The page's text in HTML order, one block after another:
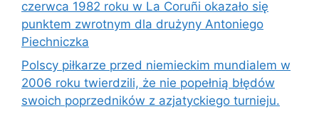
czerwca 1982 roku w La Coruñi okazało się
punktem zwrotnym dla drużyny Antoniego
Piechniczka
Polscy piłkarze przed niemieckim mundialem w
2006 roku twierdzili, że nie popełnią błędów
swoich poprzedników z azjatyckiego turnieju.